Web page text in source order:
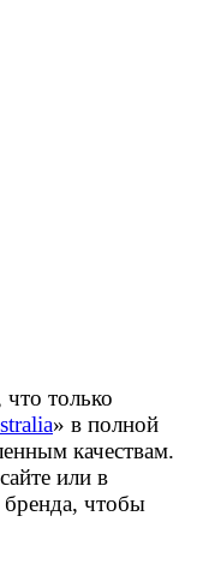
только
» в полной
качествам.
или в
бренда, чтобы